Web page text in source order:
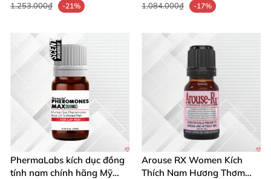
1.253.000₫ -21% 1.084.000₫ -17%
PhermaLabs kích dục đồng
tính nam chính hãng Mỹ
Arouse RX Women Kích
Thích Nam Hương Thơm